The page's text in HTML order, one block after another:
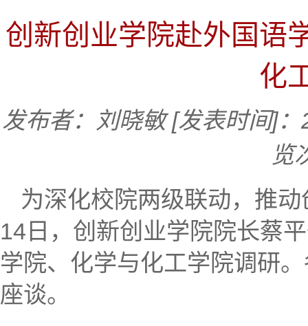
创新创业学院赴外国语
化
发布者：刘晓敏 [发表时间]
览
为深化校院两级联动，推
14日，创新创业学院院长蔡
学院、化学与化工学院调研
座谈。